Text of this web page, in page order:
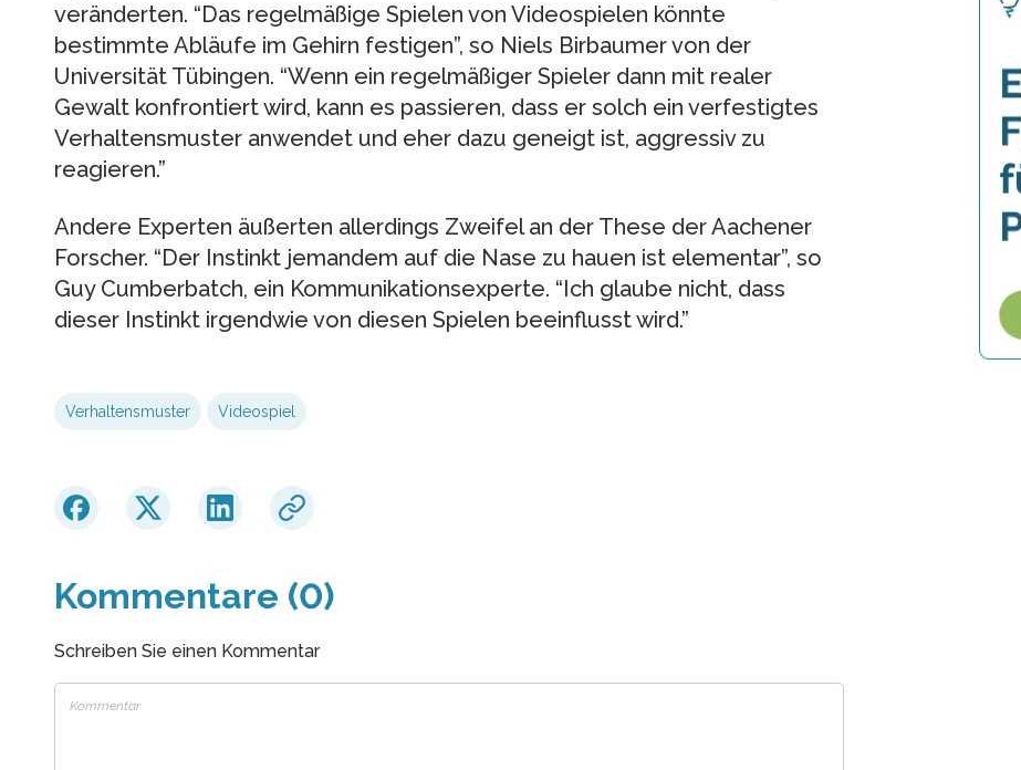
veränderten. “Das regelmäßige Spielen von Videospielen könnte
bestimmte Abläufe im Gehirn festigen”, so Niels Birbaumer von der
Universität Tübingen. “Wenn ein regelmäßiger Spieler dann mit realer
Gewalt konfrontiert wird, kann es passieren, dass er solch ein verfestigtes
Verhaltensmuster anwendet und eher dazu geneigt ist, aggressiv zu
reagieren.”
Andere Experten äußerten allerdings Zweifel an der These der Aachener
Forscher. “Der Instinkt jemandem auf die Nase zu hauen ist elementar”, so
Guy Cumberbatch, ein Kommunikationsexperte. “Ich glaube nicht, dass
dieser Instinkt irgendwie von diesen Spielen beeinflusst wird.”
Verhaltensmuster Videospiel
Kommentare (0)
Schreiben Sie einen Kommentar